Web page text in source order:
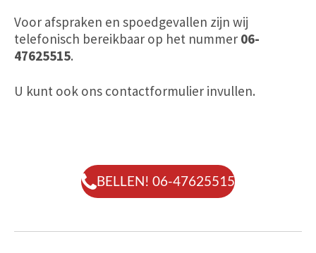
Voor afspraken en spoedgevallen zijn wij
telefonisch bereikbaar op het nummer 06-
47625515.
U kunt ook ons contactformulier invullen.
BELLEN! 06-47625515